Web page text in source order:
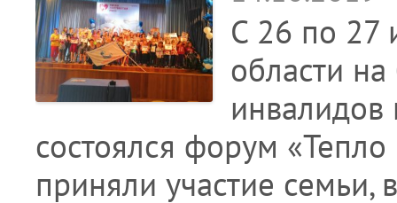
С 26 по 27
области
состоялся форум
приняли участие